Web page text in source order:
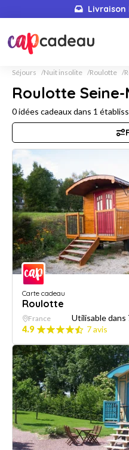
Séjours Nuit insolite Roulotte
Roulotte
0idées cadeaux dans 1
Carte cadeau
Roulotte
France Utilisable dans
4.9
7 avis